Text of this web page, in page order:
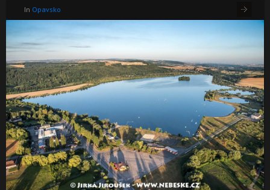
In Opavsko